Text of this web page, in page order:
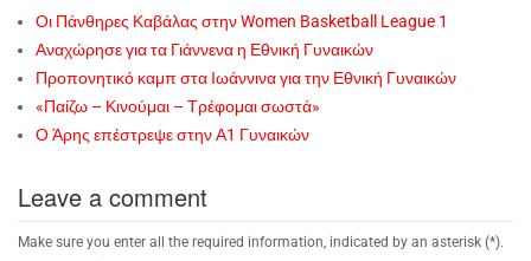
Οι Πάνθηρες Καβάλας στην Women Basketball League 1
Αναχώρησε για τα Γιάννενα η Εθνική Γυναικών
Προπονητικό καμπ στα Ιωάννινα για την Εθνική Γυναικών
«Παίζω – Κινούμαι – Τρέφομαι σωστά»
Ο Άρης επέστρεψε στην Α1 Γυναικών
Leave a comment
Make sure you enter all the required information, indicated by an asterisk (*).